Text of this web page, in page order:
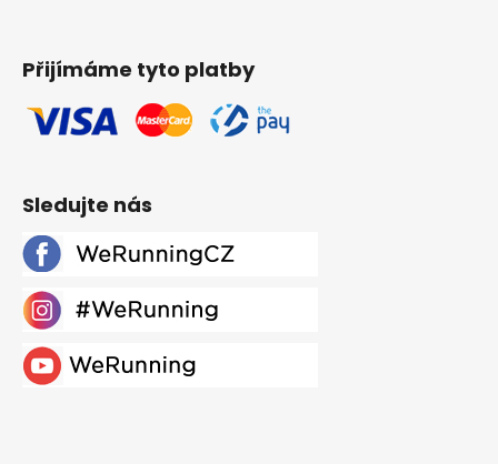
Přijímáme tyto platby
Sledujte nás